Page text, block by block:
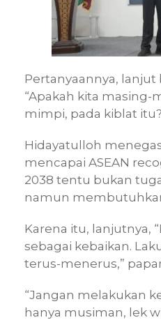
Pertanyaannya, lanjut
“Apakah kita masing-
mimpi, pada kiblat
Hidayatulloh
mencapai ASEAN
2038 tentu bukan
namun
Karena itu, lanjutnya,
sebagai kebaikan.
terus-menerus,”
“Jangan melakukan
hanya musiman, lek